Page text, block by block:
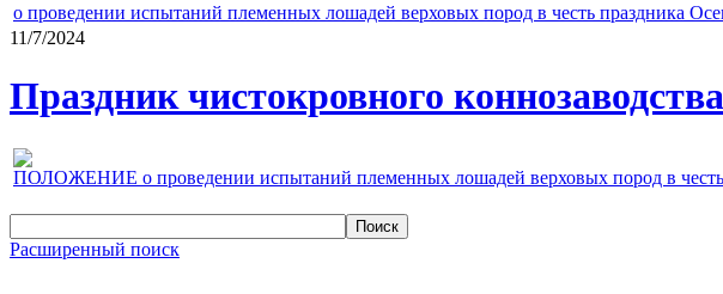
о проведении испытаний племенных лошадей верховых пород в честь праздника
11/7/2024
Праздник чистокровного
ПОЛОЖЕНИЕ о проведении испытаний племенных лошадей верховых пород в честь
Расширенный поиск